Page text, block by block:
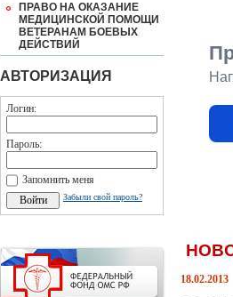
ПРАВО НА ОКАЗАНИЕ
МЕДИЦИНСКОЙ ПОМОЩИ
ВЕТЕРАНАМ БОЕВЫХ
ДЕЙСТВИЙ
АВТОРИЗАЦИЯ
Логин:
Пароль:
Запомнить меня
Забыли свой пароль?
18.02.2013